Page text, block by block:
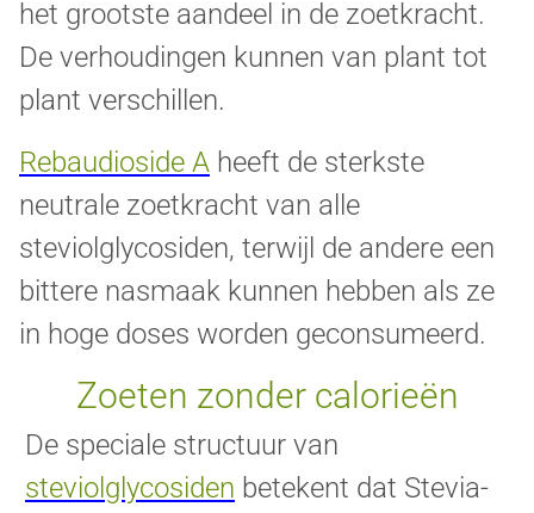
het grootste aandeel in de zoetkracht.
De verhoudingen kunnen van plant tot
plant verschillen.
Rebaudioside A heeft de sterkste
neutrale zoetkracht van alle
steviolglycosiden, terwijl de andere een
bittere nasmaak kunnen hebben als ze
in hoge doses worden geconsumeerd.
Zoeten zonder calorieën
De speciale structuur van
steviolglycosiden betekent dat Stevia-